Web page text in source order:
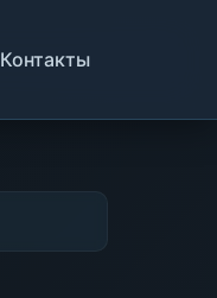
Контакты